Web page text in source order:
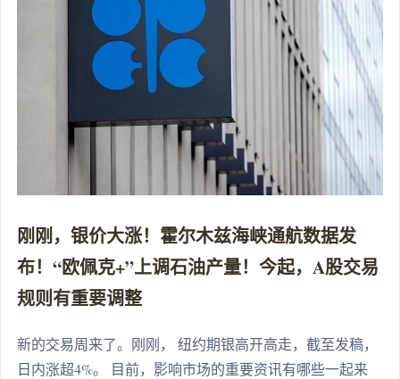
刚刚，银价大涨！霍尔木兹海峡通航数据发
布！“欧佩克+”上调石油产量！今起，A股交易
规则有重要调整
新的交易周来了。刚刚， 纽约期银高开高走，截至发稿，
日内涨超4%。 目前，影响市场的重要资讯有哪些一起来